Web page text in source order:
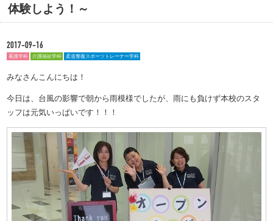
体験しよう！～
2017-09-16
看護学科 介護福祉学科 柔道整復スポーツトレーナー学科
みなさんこんにちは！
今日は、台風の影響で朝から雨模様でしたが、雨にも負けず本校のスタ
ッフは元気いっぱいです！！！